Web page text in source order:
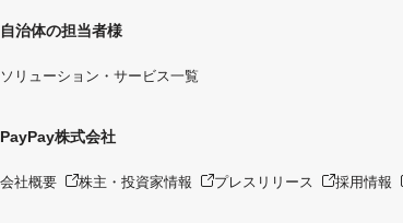
自治体の担当者様
ソリューション・サービス一覧
PayPay株式会社
会社概要 株主・投資家情報 プレスリリース 採用情報